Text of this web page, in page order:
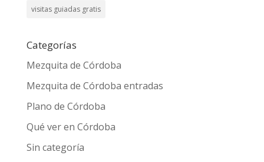
visitas guiadas gratis
Categorías
Mezquita de Córdoba
Mezquita de Córdoba entradas
Plano de Córdoba
Qué ver en Córdoba
Sin categoría